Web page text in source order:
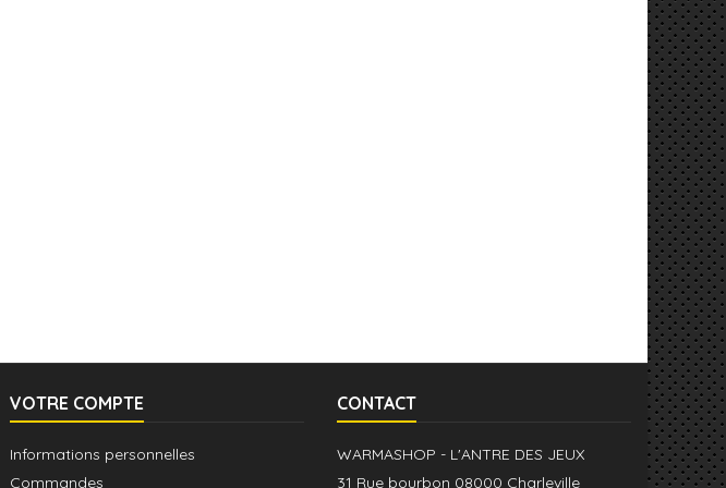
VOTRE COMPTE
Informations personnelles
Commandes
CONTACT
WARMASHOP - L'ANTRE DES JEUX
31 Rue bourbon 08000 Charleville